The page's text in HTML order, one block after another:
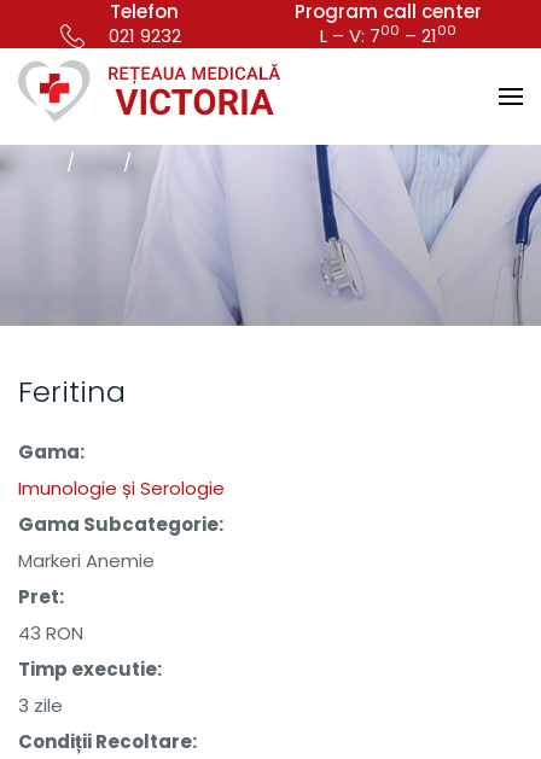
Telefon
021 9232
Program call center
L – V: 700 – 2100
Feritina
Gama:
Imunologie și Serologie
Gama Subcategorie:
Markeri Anemie
Pret:
43 RON
Timp executie:
3 zile
Condiții Recoltare: